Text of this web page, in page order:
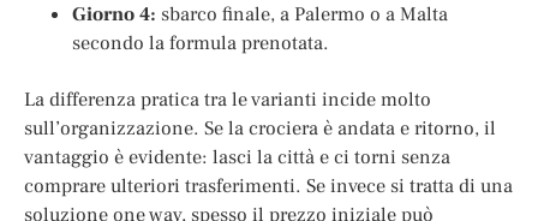
Giorno 4: sbarco finale, a Palermo o a Malta
secondo la formula prenotata.
La differenza pratica tra le varianti incide molto
sull’organizzazione. Se la crociera è andata e ritorno, il
vantaggio è evidente: lasci la città e ci torni senza
comprare ulteriori trasferimenti. Se invece si tratta di una
soluzione one way, spesso il prezzo iniziale può